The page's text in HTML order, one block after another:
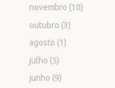
novembro (10)
outubro (3)
agosto (1)
julho (5)
junho (9)